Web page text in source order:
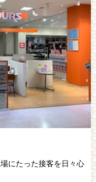
にたった接客を日々心